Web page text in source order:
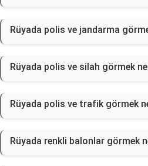
Rüyada polis ve jandarma
Rüyada polis ve silah görmek
Rüyada polis ve trafik görmek
Rüyada renkli balonlar görmek